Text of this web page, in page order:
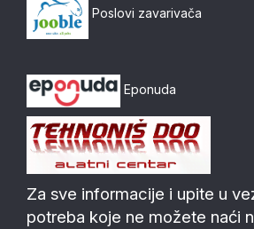
Poslovi zavarivača
Eponuda
Za sve informacije i upite u
potreba koje ne možete naći